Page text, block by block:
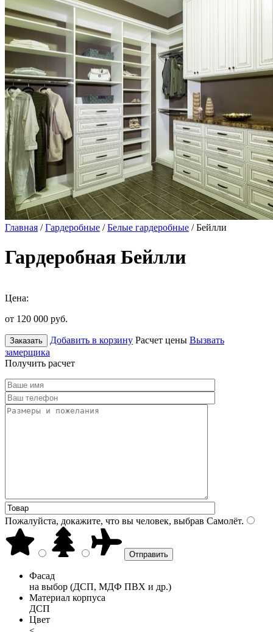
Главная /Гардеробные /Белые гардеробные / Бейлли
Гардеробная Бейлли
Цена:
от 120 000 руб.
Заказать Добавить в корзину Расчет цены Вызвать
замерщика
Получить расчет
Пожалуйста, докажите, что вы человек, выбрав Самолёт.
Фасад
на выбор (ДСП, МДФ ПВХ и др.)
Материал корпуса
ДСП
Цвет